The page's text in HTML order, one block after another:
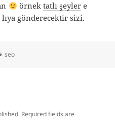
örnek tatlı şeylere
lıya gönderecektir sizi.
Categories
seo
Required fields are